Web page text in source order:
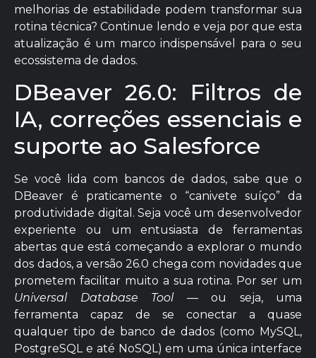
melhorias de estabilidade podem transformar sua
rotina técnica? Continue lendo e veja por que esta
atualização é um marco indispensável para o seu
ecossistema de dados.
DBeaver 26.0: Filtros de
IA, correções essenciais e
suporte ao Salesforce
Se você lida com bancos de dados, sabe que o
DBeaver é praticamente o “canivete suíço” da
produtividade digital. Seja você um desenvolvedor
experiente ou um entusiasta de ferramentas
abertas que está começando a explorar o mundo
dos dados, a versão 26.0 chega com novidades que
prometem facilitar muito a sua rotina. Por ser um
Universal Database Tool — ou seja, uma
ferramenta capaz de se conectar a quase
qualquer tipo de banco de dados (como MySQL,
PostgreSQL e até NoSQL) em uma única interface